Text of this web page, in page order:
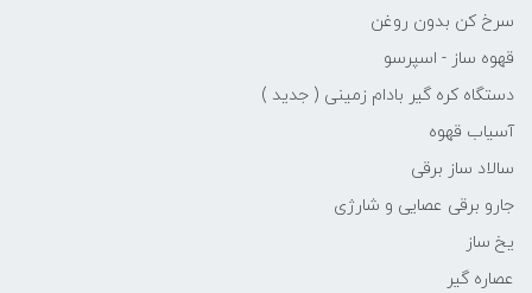
سرخ کن بدون روغن
قهوه ساز - اسپرسو
دستگاه کره گیر بادام زمینی ( جدید )
آسیاب قهوه
سالاد ساز برقی
جارو برقی عصایی و شارژی
یخ ساز
عصاره گیر